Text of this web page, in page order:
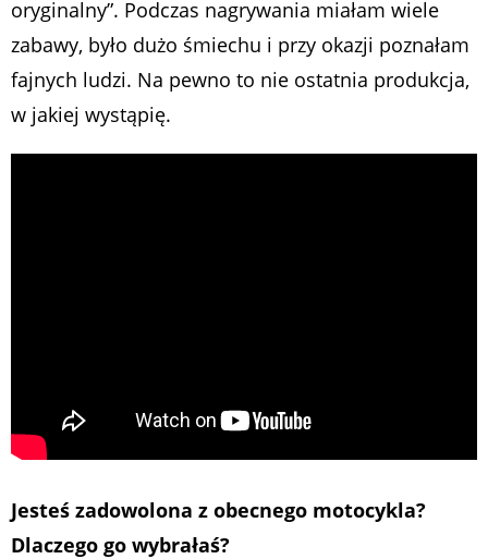
oryginalny”. Podczas nagrywania miałam wiele
zabawy, było dużo śmiechu i przy okazji poznałam
fajnych ludzi. Na pewno to nie ostatnia produkcja,
w jakiej wystąpię.
Jesteś zadowolona z obecnego motocykla?
Dlaczego go wybrałaś?